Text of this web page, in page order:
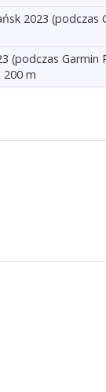
2023 (podczas
(podczas Garmin
200 m